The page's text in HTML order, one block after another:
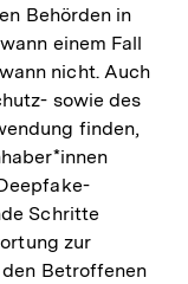
Behörden in
einem Fall
nicht. Auch
sowie des
finden,
Schritte
zur
Betroffenen